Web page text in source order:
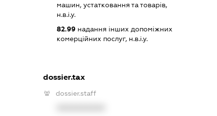
машин, устатковання та товарів,
н.в.і.у.
82.99надання інших допоміжних
комерційних послуг, н.в.і.у.
dossier.tax
dossier.staff